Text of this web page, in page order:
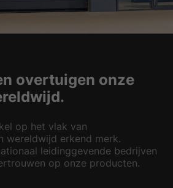
overtuigen onze
op het vlak van
wereldwijd erkend merk.
leidinggevende bedrijven
op onze producten.